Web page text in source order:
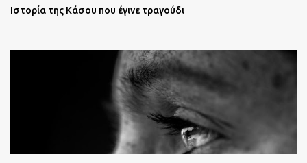
Ιστορία της Κάσου που έγινε τραγούδι